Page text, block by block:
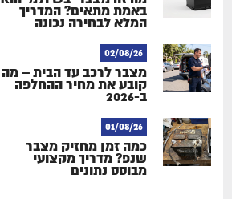
באמת מתאים? המדריך
המלא לבחירה נכונה
02/08/26
מצבר לרכב עד הבית – מה
קובע את מחיר ההחלפה
ב-2026
01/08/26
כמה זמן מחזיק מצבר
שנפ? מדריך מקצועי
מבוסס נתונים